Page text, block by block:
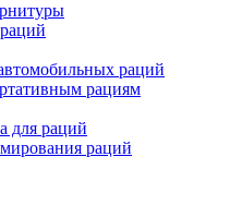
раций
рациям
для раций
раций